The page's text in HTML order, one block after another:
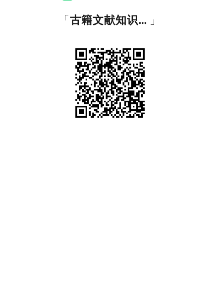
「 古籍文献知识图谱网 」